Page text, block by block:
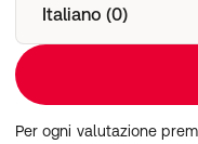
Italiano (0)
Per ogni valutazione